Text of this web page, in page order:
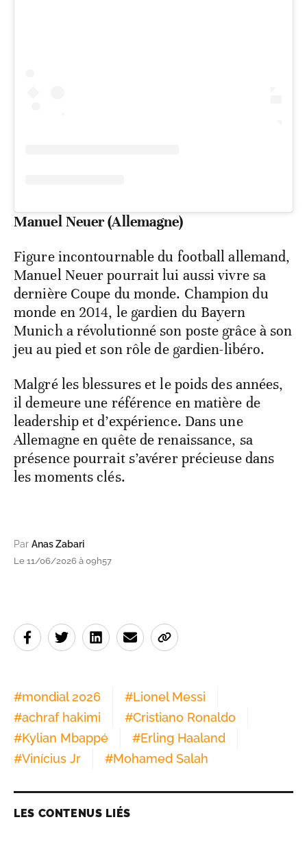
Manuel Neuer (Allemagne)
Figure incontournable du football allemand,
Manuel Neuer pourrait lui aussi vivre sa
dernière Coupe du monde. Champion du
monde en 2014, le gardien du Bayern
Munich a révolutionné son poste grâce à son
jeu au pied et son rôle de gardien-libéro.
Malgré les blessures et le poids des années,
il demeure une référence en matière de
leadership et d’expérience. Dans une
Allemagne en quête de renaissance, sa
présence pourrait s’avérer précieuse dans
les moments clés.
Par Anas Zabari
Le 11/06/2026 à 09h57
#mondial 2026 #Lionel Messi
#achraf hakimi #Cristiano Ronaldo
#Kylian Mbappé #Erling Haaland
#Vinícius Jr #Mohamed Salah
LES CONTENUS LIÉS